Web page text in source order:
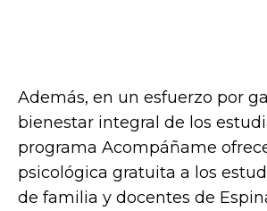
Además, en un esfuerzo por
bienestar integral de los
programa Acompáñame
psicológica gratuita a los
de familia y docentes de